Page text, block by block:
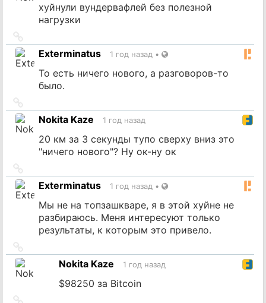
хуйнули вундервафлей без полезной
нагрузки
на
источник
Exterminatus 1 год назад •
То есть ничего нового, а разговоров-то
было.
на
источник
Nokita Kaze 1 год назад
20 км за 3 секунды тупо сверху вниз это
"ничего нового"? Ну ок-ну ок
на
источник
Exterminatus 1 год назад •
Мы не на топзашкваре, я в этой хуйне не
разбираюсь. Меня интересуют только
результаты, к которым это привело.
на
источникNokita Kaze 1 год назад
$98250 за Bitcoin